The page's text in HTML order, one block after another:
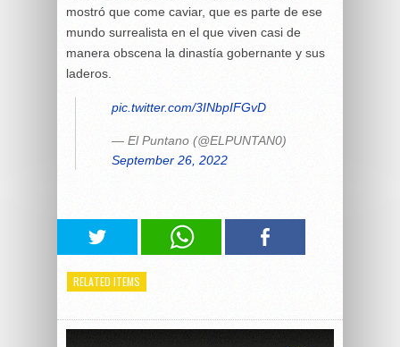
mostró que come caviar, que es parte de ese
mundo surrealista en el que viven casi de
manera obscena la dinastía gobernante y sus
laderos.
pic.twitter.com/3INbpIFGvD
— El Puntano (@ELPUNTAN0)
September 26, 2022
RELATED ITEMS